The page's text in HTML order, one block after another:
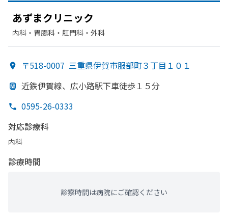
あずまクリニック
内科・​胃腸科・​肛門科・​外科
〒518-0007 三重県伊賀市服部町３丁目１０１
近鉄伊賀線、 広小路駅下車徒歩１５分
0595-26-0333
対応診療科
内科
診療時間
診察時間は病院にご確認ください